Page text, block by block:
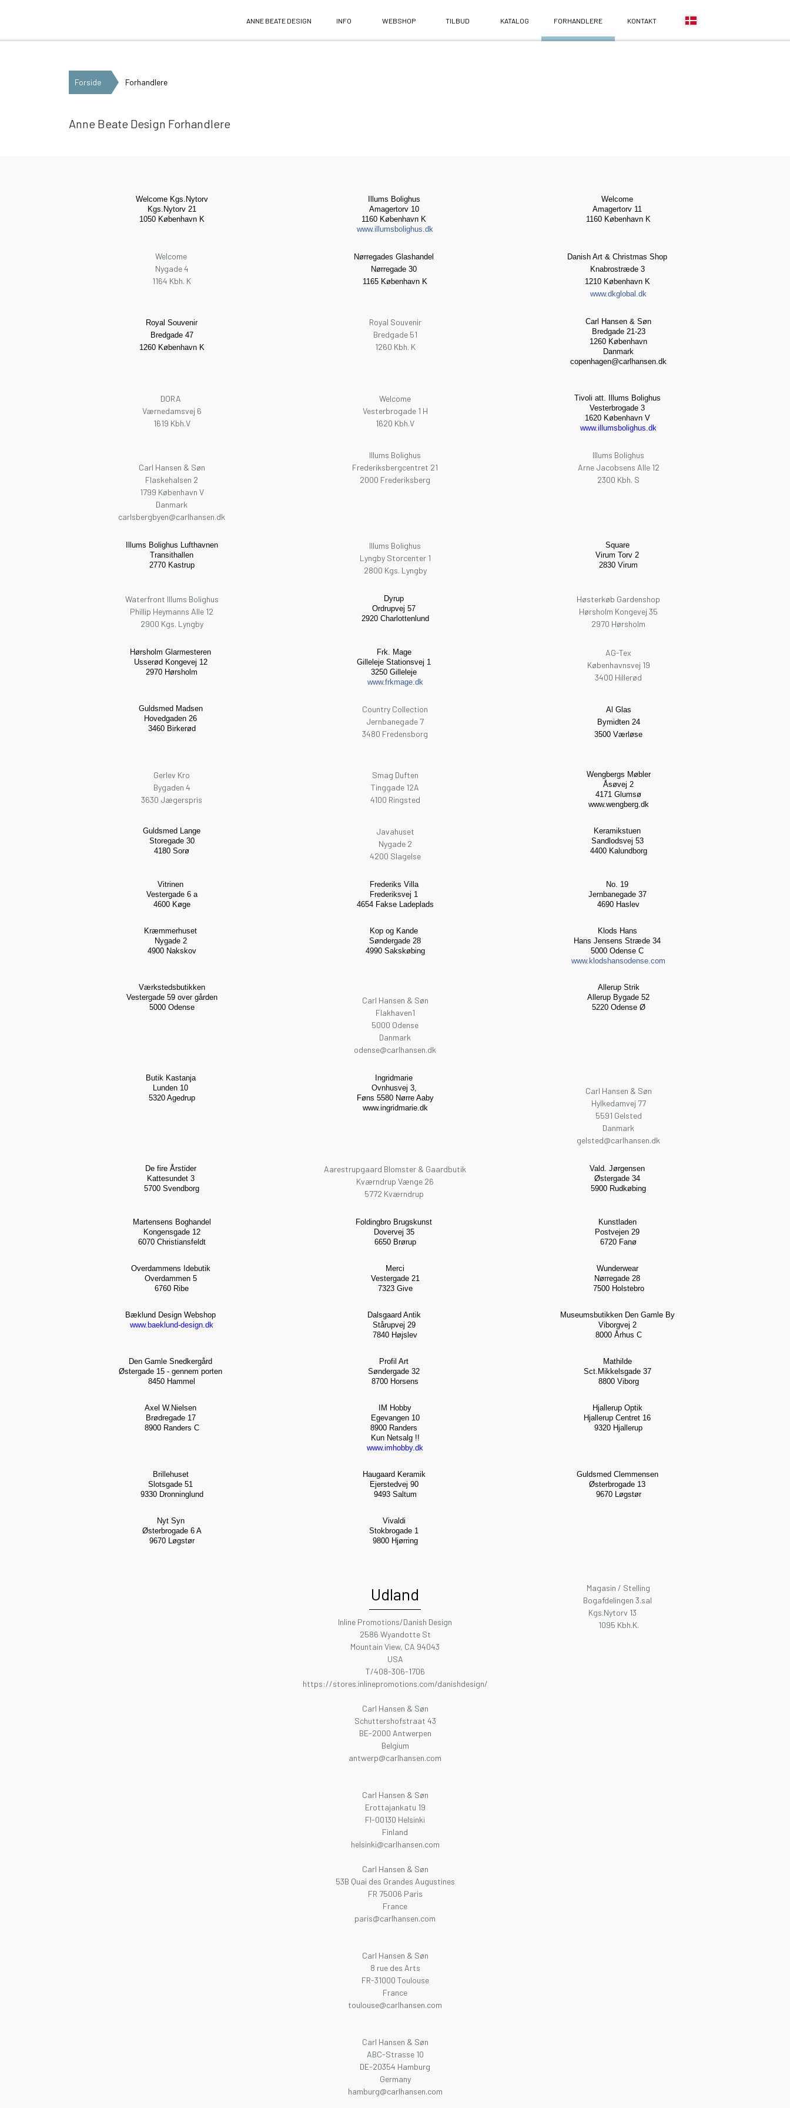
ANNE BEATE DESIGN INFO WEBSHOP TILBUD KATALOG FORHANDLERE KONTAKT
Forside Forhandlere
Anne Beate Design Forhandlere
Welcome Kgs.Nytorv
Kgs.Nytorv 21
1050 København K
Illums Bolighus
Amagertorv 10
1160 København K
www.illumsbolighus.dk
Welcome
Amagertorv 11
1160 København K
Welcome
Nygade 4
1164 Kbh. K
Nørregades Glashandel
Nørregade 30
1165 København K
Danish Art & Christmas Shop
Knabrostræde 3
1210 København K
www.dkglobal.dk
Royal Souvenir
Bredgade 47
1260 København K
Royal Souvenir
Bredgade 51
1260 Kbh. K
Carl Hansen & Søn
Bredgade 21-23
1260 København
Danmark
copenhagen@carlhansen.dk
DORA
Værnedamsvej 6
1619 Kbh.V
Welcome
Vesterbrogade 1 H
1620 Kbh.V
Tivoli att. Illums Bolighus
Vesterbrogade 3
1620 København V
www.illumsbolighus.dk
Carl Hansen & Søn
Flaskehalsen 2
1799 København V
Danmark
carlsbergbyen@carlhansen.dk
Illums Bolighus
Frederiksbergcentret 21
2000 Frederiksberg
Illums Bolighus
Arne Jacobsens Alle 12
2300 Kbh. S
Illums Bolighus Lufthavnen
Transithallen
2770 Kastrup
Illums Bolighus
Lyngby Storcenter 1
2800 Kgs. Lyngby
Square
Virum Torv 2
2830 Virum
Waterfront Illums Bolighus
Phillip Heymanns Alle 12
2900 Kgs. Lyngby
Dyrup
Ordrupvej 57
2920 Charlottenlund
Høsterkøb Gardenshop
Hørsholm Kongevej 35
2970 Hørsholm
Hørsholm Glarmesteren
Usserød Kongevej 12
2970 Hørsholm
Frk. Mage
Gilleleje Stationsvej 1
3250 Gilleleje
www.frkmage.dk
AG-Tex
Københavnsvej 19
3400 Hillerød
Guldsmed Madsen
Hovedgaden 26
3460 Birkerød
Country Collection
Jernbanegade 7
3480 Fredensborg
Al Glas
Bymidten 24
3500 Værløse
Gerlev Kro
Bygaden 4
3630 Jægerspris
Smag Duften
Tinggade 12A
4100 Ringsted
Wengbergs Møbler
Åsøvej 2
4171 Glumsø
www.wengberg.dk
Guldsmed Lange
Storegade 30
4180 Sorø
Javahuset
Nygade 2
4200 Slagelse
Keramikstuen
Sandlodsvej 53
4400 Kalundborg
Vitrinen
Vestergade 6 a
4600 Køge
Frederiks Villa
Frederiksvej 1
4654 Fakse Ladeplads
No. 19
Jernbanegade 37
4690 Haslev
Kræmmerhuset
Nygade 2
4900 Nakskov
Kop og Kande
Søndergade 28
4990 Sakskøbing
Klods Hans
Hans Jensens Stræde 34
5000 Odense C
www.klodshansodense.com
Værkstedsbutikken
Vestergade 59 over gården
5000 Odense
Carl Hansen & Søn
Flakhaven1
5000 Odense
Danmark
odense@carlhansen.dk
Allerup Strik
Allerup Bygade 52
5220 Odense Ø
Butik Kastanja
Lunden 10
5320 Agedrup
Ingridmarie
Ovnhusvej 3,
Føns 5580 Nørre Aaby
www.ingridmarie.dk
Carl Hansen & Søn
Hylkedamvej 77
5591 Gelsted
Danmark
gelsted@carlhansen.dk
De fire Årstider
Kattesundet 3
5700 Svendborg
Aarestrupgaard Blomster & Gaardbutik
Kværndrup Vænge 26
5772 Kværndrup
Vald. Jørgensen
Østergade 34
5900 Rudkøbing
Martensens Boghandel
Kongensgade 12
6070 Christiansfeldt
Foldingbro Brugskunst
Dovervej 35
6650 Brørup
Kunstladen
Postvejen 29
6720 Fanø
Overdammens Idebutik
Overdammen 5
6760 Ribe
Merci
Vestergade 21
7323 Give
Wunderwear
Nørregade 28
7500 Holstebro
Bæklund Design Webshop
www.baeklund-design.dk
Dalsgaard Antik
Stårupvej 29
7840 Højslev
Museumsbutikken Den Gamle By
Viborgvej 2
8000 Århus C
Den Gamle Snedkergård
Østergade 15 - gennem porten
8450 Hammel
Profil Art
Søndergade 32
8700 Horsens
Mathilde
Sct.Mikkelsgade 37
8800 Viborg
Axel W.Nielsen
Brødregade 17
8900 Randers C
IM Hobby
Egevangen 10
8900 Randers
Kun Netsalg !!
www.imhobby.dk
Hjallerup Optik
Hjallerup Centret 16
9320 Hjallerup
Brillehuset
Slotsgade 51
9330 Dronninglund
Haugaard Keramik
Ejerstedvej 90
9493 Saltum
Guldsmed Clemmensen
Østerbrogade 13
9670 Løgstør
Nyt Syn
Østerbrogade 6 A
9670 Løgstør
Vivaldi
Stokbrogade 1
9800 Hjørring
Udland
Inline Promotions/Danish Design
2586 Wyandotte St
Mountain View, CA 94043
USA
T/408-306-1706
https://stores.inlinepromotions.com/danishdesign/
Carl Hansen & Søn
Schuttershofstraat 43
BE-2000 Antwerpen
Belgium
antwerp@carlhansen.com
Carl Hansen & Søn
Erottajankatu 19
FI-00130 Helsinki
Finland
helsinki@carlhansen.com
Carl Hansen & Søn
53B Quai des Grandes Augustines
FR 75006 Paris
France
paris@carlhansen.com
Carl Hansen & Søn
8 rue des Arts
FR-31000 Toulouse
France
toulouse@carlhansen.com
Carl Hansen & Søn
ABC-Strasse 10
DE-20354 Hamburg
Germany
hamburg@carlhansen.com
Magasin / Stelling
Bogafdelingen 3.sal
Kgs.Nytorv 13
1095 Kbh.K.